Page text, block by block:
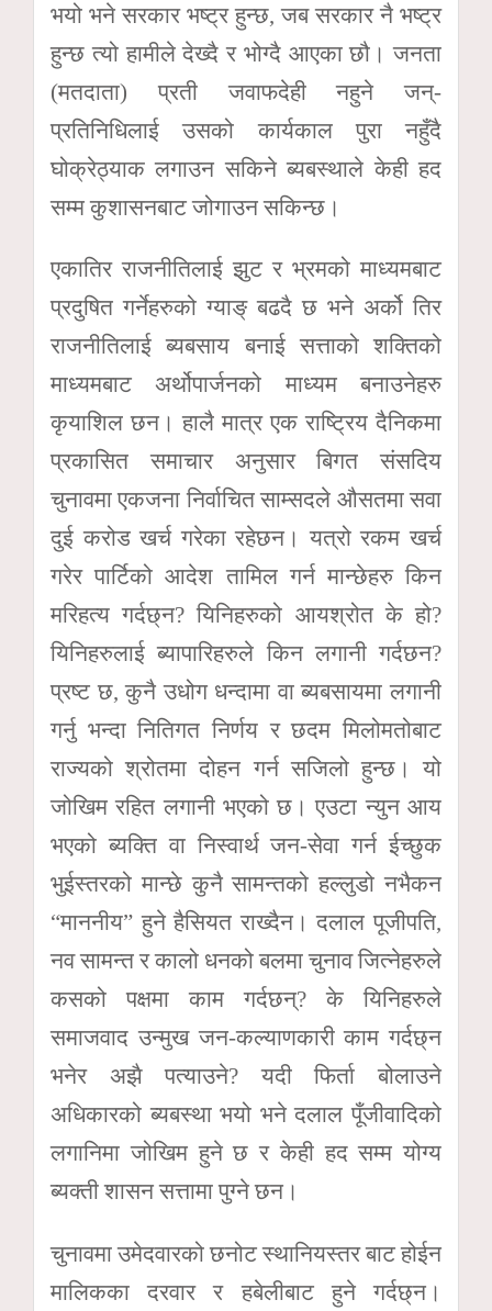
भयो भने सरकार भष्ट्र हुन्छ, जब सरकार नै भष्ट्र
हुन्छ त्यो हामीले देख्दै र भोग्दै आएका छौ। जनता
(मतदाता) प्रती जवाफदेही नहुने जन्-
प्रतिनिधिलाई उसको कार्यकाल पुरा नहुँदै
घोक्रेठ्याक लगाउन सकिने ब्यबस्थाले केही हद
सम्म कुशासनबाट जोगाउन सकिन्छ।
एकातिर राजनीतिलाई झुट र भ्रमको माध्यमबाट
प्रदुषित गर्नेहरुको ग्याङ् बढदै छ भने अर्को तिर
राजनीतिलाई ब्यबसाय बनाई सत्ताको शक्तिको
माध्यमबाट अर्थोपार्जनको माध्यम बनाउनेहरु
कृयाशिल छन। हालै मात्र एक राष्ट्रिय दैनिकमा
प्रकासित समाचार अनुसार बिगत संसदिय
चुनावमा एकजना निर्वाचित साम्सदले औसतमा सवा
दुई करोड खर्च गरेका रहेछन। यत्रो रकम खर्च
गरेर पार्टिको आदेश तामिल गर्न मान्छेहरु किन
मरिहत्य गर्दछ्न? यिनिहरुको आयश्रोत के हो?
यिनिहरुलाई ब्यापारिहरुले किन लगानी गर्दछन?
प्रष्ट छ, कुनै उधोग धन्दामा वा ब्यबसायमा लगानी
गर्नु भन्दा नितिगत निर्णय र छदम मिलोमतोबाट
राज्यको श्रोतमा दोहन गर्न सजिलो हुन्छ। यो
जोखिम रहित लगानी भएको छ। एउटा न्युन आय
भएको ब्यक्ति वा निस्वार्थ जन-सेवा गर्न ईच्छुक
भुईस्तरको मान्छे कुनै सामन्तको हल्लुडो नभैकन
“माननीय” हुने हैसियत राख्दैन। दलाल पूजीपति,
नव सामन्त र कालो धनको बलमा चुनाव जित्नेहरुले
कसको पक्षमा काम गर्दछन्? के यिनिहरुले
समाजवाद उन्मुख जन-कल्याणकारी काम गर्दछ्न
भनेर अझै पत्याउने? यदी फिर्ता बोलाउने
अधिकारको ब्यबस्था भयो भने दलाल पूँजीवादिको
लगानिमा जोखिम हुने छ र केही हद सम्म योग्य
ब्यक्ती शासन सत्तामा पुग्ने छन।
चुनावमा उमेदवारको छनोट स्थानियस्तर बाट होईन
मालिकका दरवार र हबेलीबाट हुने गर्दछ्न।